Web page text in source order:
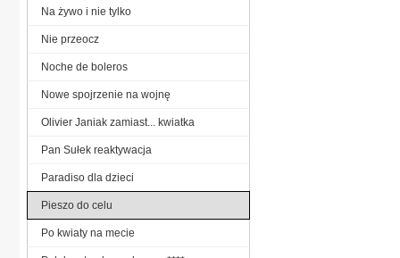
Na żywo i nie tylko
Nie przeocz
Noche de boleros
Nowe spojrzenie na wojnę
Olivier Janiak zamiast... kwiatka
Pan Sułek reaktywacja
Paradiso dla dzieci
Pieszo do celu
Po kwiaty na mecie